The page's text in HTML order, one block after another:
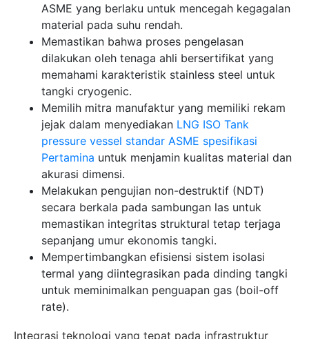
ASME yang berlaku untuk mencegah kegagalan
material pada suhu rendah.
Memastikan bahwa proses pengelasan
dilakukan oleh tenaga ahli bersertifikat yang
memahami karakteristik stainless steel untuk
tangki cryogenic.
Memilih mitra manufaktur yang memiliki rekam
jejak dalam menyediakan LNG ISO Tank
pressure vessel standar ASME spesifikasi
Pertamina untuk menjamin kualitas material dan
akurasi dimensi.
Melakukan pengujian non-destruktif (NDT)
secara berkala pada sambungan las untuk
memastikan integritas struktural tetap terjaga
sepanjang umur ekonomis tangki.
Mempertimbangkan efisiensi sistem isolasi
termal yang diintegrasikan pada dinding tangki
untuk meminimalkan penguapan gas (boil-off
rate).
Integrasi teknologi yang tepat pada infrastruktur